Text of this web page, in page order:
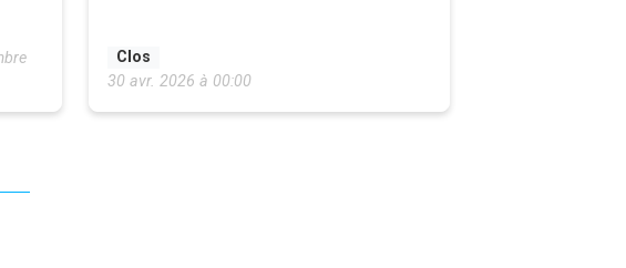
Clos
30 avr. 2026 à 00:00